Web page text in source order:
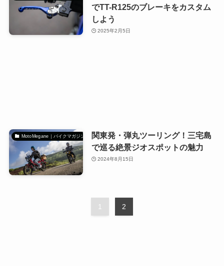
でTT-R125のブレーキをカスタム
しよう
2025年2月5日
MotoMegane｜バイクマガジン
関東発・弾丸ツーリング！三宅島
で巡る絶景ジオスポットの魅力
2024年8月15日
1 2